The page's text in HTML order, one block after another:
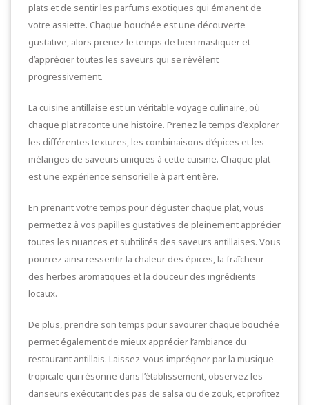
plats et de sentir les parfums exotiques qui émanent de
votre assiette. Chaque bouchée est une découverte
gustative, alors prenez le temps de bien mastiquer et
d’apprécier toutes les saveurs qui se révèlent
progressivement.
La cuisine antillaise est un véritable voyage culinaire, où
chaque plat raconte une histoire. Prenez le temps d’explorer
les différentes textures, les combinaisons d’épices et les
mélanges de saveurs uniques à cette cuisine. Chaque plat
est une expérience sensorielle à part entière.
En prenant votre temps pour déguster chaque plat, vous
permettez à vos papilles gustatives de pleinement apprécier
toutes les nuances et subtilités des saveurs antillaises. Vous
pourrez ainsi ressentir la chaleur des épices, la fraîcheur
des herbes aromatiques et la douceur des ingrédients
locaux.
De plus, prendre son temps pour savourer chaque bouchée
permet également de mieux apprécier l’ambiance du
restaurant antillais. Laissez-vous imprégner par la musique
tropicale qui résonne dans l’établissement, observez les
danseurs exécutant des pas de salsa ou de zouk, et profitez